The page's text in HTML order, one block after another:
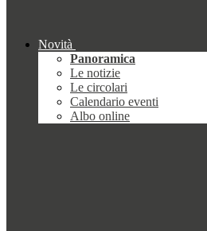
Novità
Panoramica
Le notizie
Le circolari
Calendario eventi
Albo online